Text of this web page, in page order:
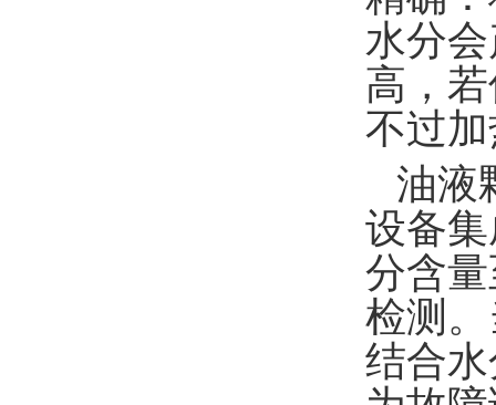
水分
高，
不过
油液
设备
分含
检测
结合